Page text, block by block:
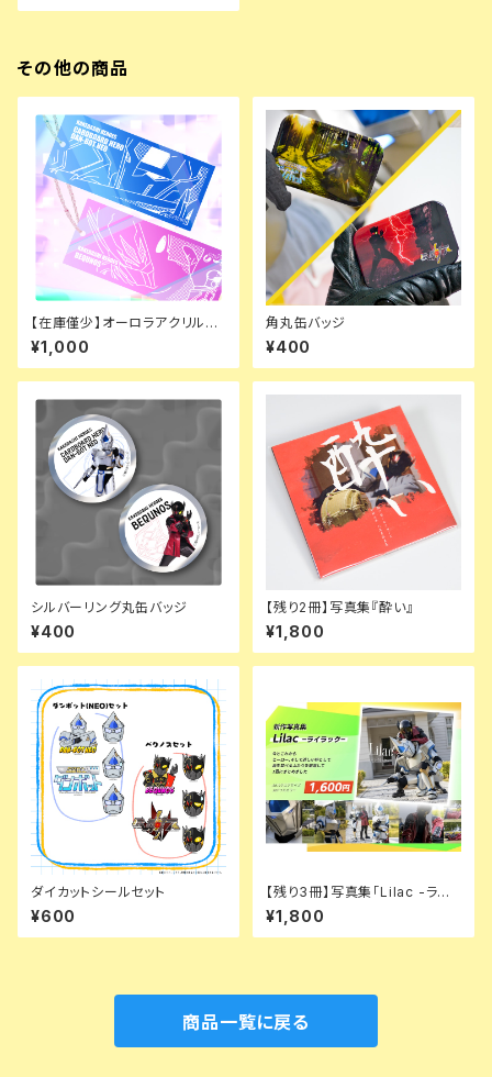
その他の商品
【在庫僅少】オーロラアクリルス
トラップ
¥1,000
角丸缶バッジ
¥400
シルバーリング丸缶バッジ
¥400
【残り2冊】写真集『酔い』
¥1,800
ダイカットシールセット
¥600
【残り3冊】写真集「Lilac -ライ
ラック-」
¥1,800
商品一覧に戻る